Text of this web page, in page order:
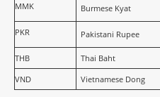
MMK Burmese Kyat
PKR Pakistani Rupee
THB Thai Baht
VND
Vietnamese Dong